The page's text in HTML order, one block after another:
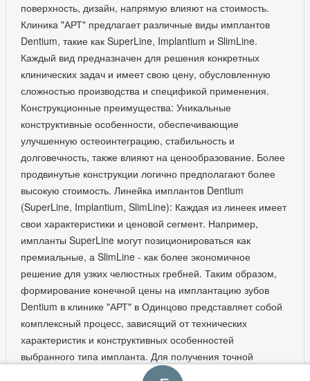
поверхность, дизайн, напрямую влияют на стоимость.
Клиника "АРТ" предлагает различные виды имплантов
Dentium, такие как SuperLine, Implantium и SlimLine.
Каждый вид предназначен для решения конкретных
клинических задач и имеет свою цену, обусловленную
сложностью производства и спецификой применения.
Конструкционные преимущества: Уникальные
конструктивные особенности, обеспечивающие
улучшенную остеоинтеграцию, стабильность и
долговечность, также влияют на ценообразование. Более
продвинутые конструкции логично предполагают более
высокую стоимость. Линейка имплантов Dentium
(SuperLine, Implantium, SlimLine): Каждая из линеек имеет
свои характеристики и ценовой сегмент. Например,
импланты SuperLine могут позиционироваться как
премиальные, а SlimLine - как более экономичное
решение для узких челюстных гребней. Таким образом,
формирование конечной цены на имплантацию зубов
Dentium в клинике "АРТ" в Одинцово представляет собой
комплексный процесс, зависящий от технических
характеристик и конструктивных особенностей
выбранного типа импланта. Для получения точной
информации о стоимости конкретного случая,